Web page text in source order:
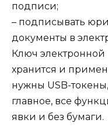
подписи;
– подписывать
документы в
Ключ электронной
хранится и
нужны USB-
главное, все
явки и без бумаги.